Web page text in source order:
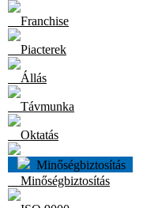
Franchise
Piacterek
Állás
Távmunka
Oktatás
Minőségbiztosítás
Minőségbiztosítás